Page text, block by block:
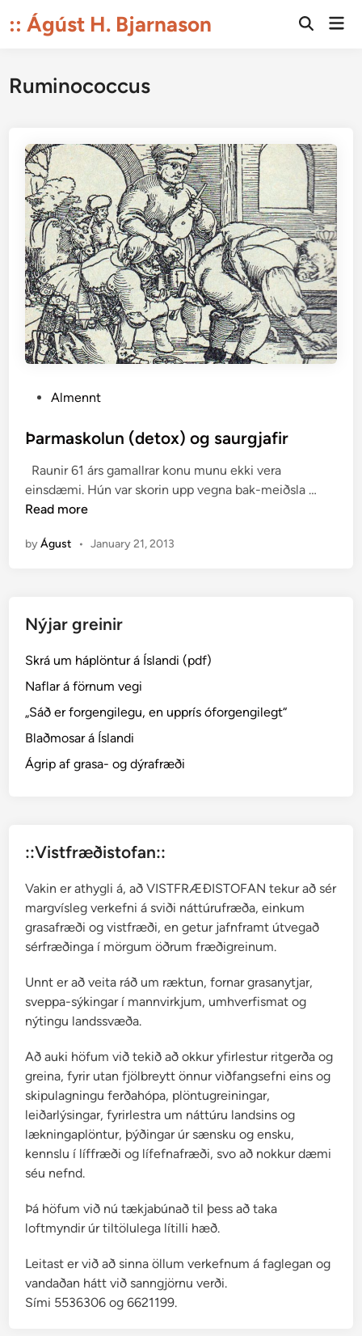
to:: Ágúst H. Bjarnason
Open
Ruminococcus
s
d
i
Almennt
Þarmaskolun (detox) og saurgjafir
Raunir 61 árs gamallrar konu munu ekki vera
einsdæmi. Hún var skorin upp vegna bak-meiðsla …
a
r
r
Read more
byÁgust • January 21, 2013
Nýjar greinir
Skrá um háplöntur á Íslandi (pdf)
Naflar á förnum vegi
„Sáð er forgengilegu, en upprís óforgengilegt“
Blaðmosar á Íslandi
Ágrip af grasa- og dýrafræði
::Vistfræðistofan::
Vakin er athygli á, að VISTFRÆÐISTOFAN tekur að sér
margvísleg verkefni á sviði náttúrufræða, einkum
grasafræði og vistfræði, en getur jafnframt útvegað
sérfræðinga í mörgum öðrum fræðigreinum.
Unnt er að veita ráð um ræktun, fornar grasanytjar,
sveppa-sýkingar í mannvirkjum, umhverfismat og
nýtingu landssvæða.
Að auki höfum við tekið að okkur yfirlestur ritgerða og
greina, fyrir utan fjölbreytt önnur viðfangsefni eins og
skipulagningu ferðahópa, plöntugreiningar,
leiðarlýsingar, fyrirlestra um náttúru landsins og
lækningaplöntur, þýðingar úr sænsku og ensku,
kennslu í líffræði og lífefnafræði, svo að nokkur dæmi
séu nefnd.
Þá höfum við nú tækjabúnað til þess að taka
loftmyndir úr tiltölulega lítilli hæð.
Leitast er við að sinna öllum verkefnum á faglegan og
vandaðan hátt við sanngjörnu verði.
Sími 5536306 og 6621199.